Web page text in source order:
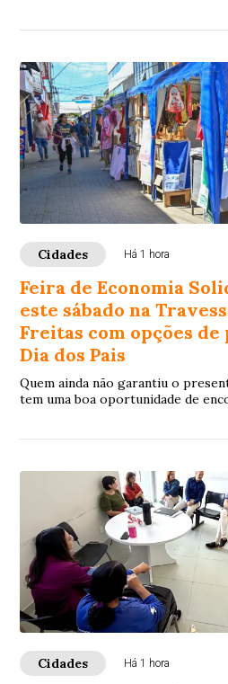
Cidades Há 1 hora
Feira de Economia
este sábado na
Freitas com opções
Dia dos Pais
Quem ainda não garantiu o
tem uma boa oportunidade de
Cidades Há 1 hora